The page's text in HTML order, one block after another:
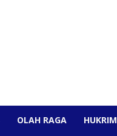
OLAH RAGA HUKRIM